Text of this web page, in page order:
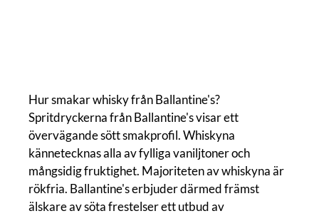
Hur smakar whisky från Ballantine's?
Spritdryckerna från Ballantine's visar ett
övervägande sött smakprofil. Whiskyna
kännetecknas alla av fylliga vaniljtoner och
mångsidig fruktighet. Majoriteten av whiskyna är
rökfria. Ballantine's erbjuder därmed främst
älskare av söta frestelser ett utbud av